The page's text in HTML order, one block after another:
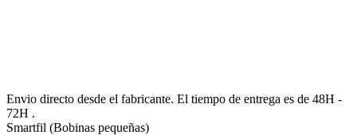
Envio directo desde el fabricante. El tiempo de entrega es de 48H -
72H .
Smartfil (Bobinas pequeñas)